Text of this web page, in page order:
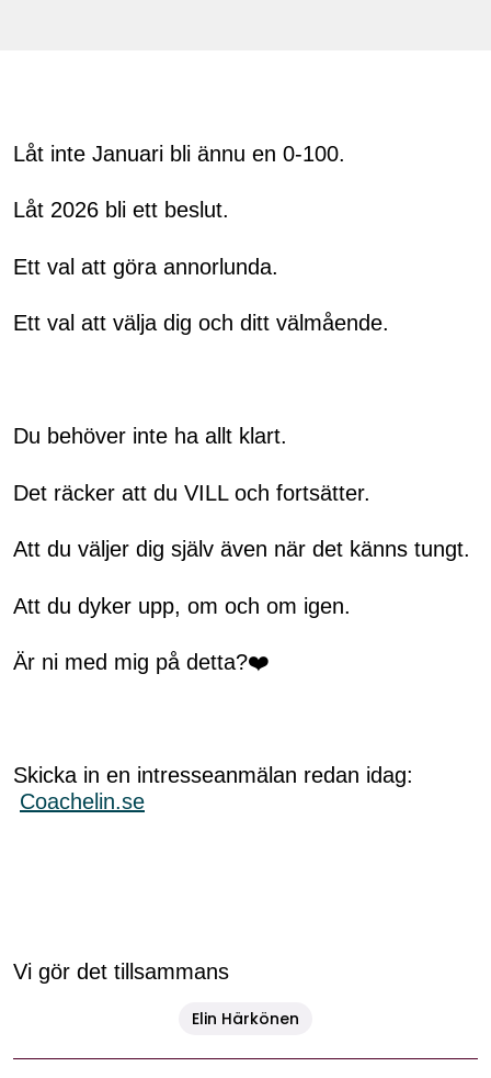
Låt inte Januari bli ännu en 0-100.
Låt 2026 bli ett beslut.
Ett val att göra annorlunda.
Ett val att välja dig och ditt välmående.
Du behöver inte ha allt klart.
Det räcker att du VILL och fortsätter.
Att du väljer dig själv även när det känns tungt.
Att du dyker upp, om och om igen.
Är ni med mig på detta?❤️
Skicka in en intresseanmälan redan idag:
Coachelin.se
Vi gör det tillsammans
Elin Härkönen